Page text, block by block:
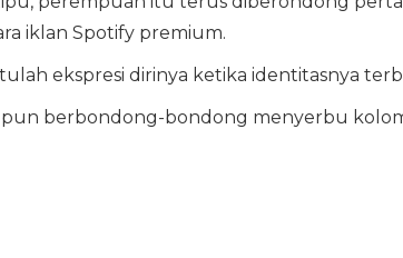
iklan Spotify premium.
ekspresi dirinya ketika identitasnya
berbondong-bondong menyerbu